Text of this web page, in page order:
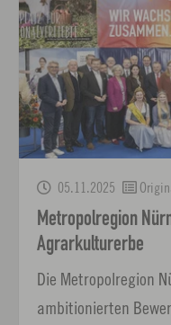
05.11.2025
Metropolregion
Agrarkulturerbe
Die Metropolregion
ambitionierten